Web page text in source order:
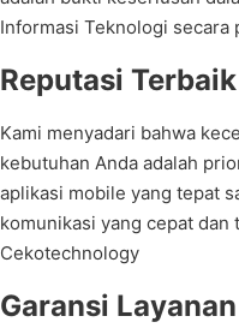
Informasi Teknologi
Reputasi
Kami menyadari bahwa
kebutuhan Anda adalah
aplikasi mobile yang tepat
komunikasi yang cepat dan
Cekotechnology
Garansi Layanan